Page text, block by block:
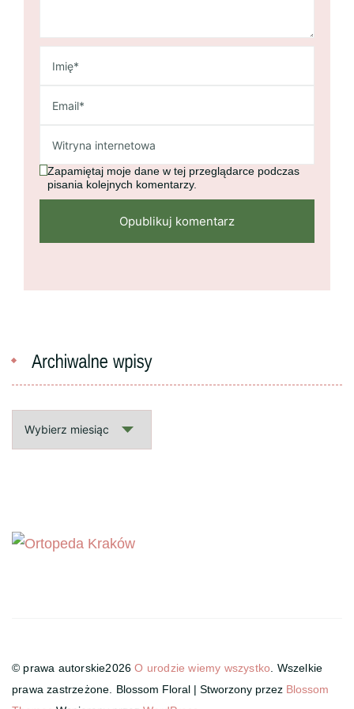
Zapamiętaj moje dane w tej przeglądarce podczas
pisania kolejnych komentarzy.
wpisy
© prawa autorskie2026O urodzie wiemy wszystko . Wszelkie
prawa zastrzeżone.
Blossom Floral | Stworzony przez Blossom